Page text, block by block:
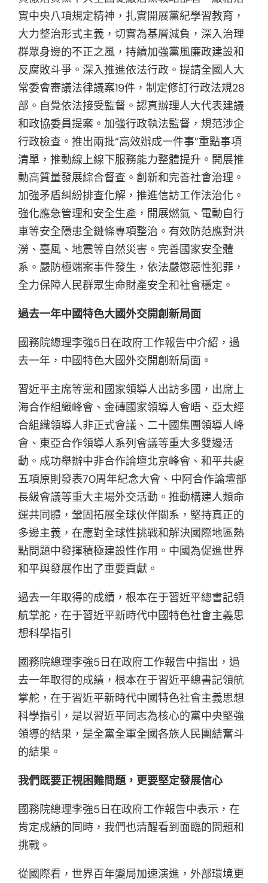
實中央八項規定精神，扎實開展黨紀學習教育，
大力整治形式主義，切實為基層減負，深入治理
群眾身邊的不正之風，持續加強黨風廉政建設和
反腐敗斗爭。深入推進依法行政。提請全國人大
常委會審議法律議案19件，制定修訂行政法規28
部。自覺依法接受監督。認真辦理人大代表建議
和政協委員提案。加強行政執法監督，規范涉企
行政檢查。推出兩批“高效辦成一件事”重點事項
清單，推動線上線下服務能力整體提升。開展推
動高質量發展綜合督查。創新和完善社會治理。
加強矛盾糾紛排查化解，推進信訪工作法治化。
強化應急管理和安全生產，開展燃氣、電動自行
車等安全隱患全鏈條專項整治。有效防范應對洪
澇、臺風、地震等自然災害。完善國家安全體
系。嚴防極端案事件發生，依法嚴懲惡性犯罪，
全力保障人民群眾生命財產安全和社會穩定。
過去一年中國特色大國外交開創新局面
國務院總理李強5日在政府工作報告中介紹，過
去一年，中國特色大國外交開創新局面。
習近平主席等黨和國家領導人出訪多國，出席上
海合作組織峰會、金磚國家領導人會晤、亞太經
合組織領導人非正式會議、二十國集團領導人峰
會、東亞合作領導人系列會議等重大多雙邊活
動。成功舉辦中非合作論壇北京峰會、和平共處
五項原則發表70周年紀念大會、中阿合作論壇部
長級會議等重大主場外交活動。推動構建人類命
運共同體，鞏固拓展全球伙伴關系，堅持真正的
多邊主義，在應對全球性挑戰和解決國際地區熱
點問題中發揮積極建設性作用。中國為促進世界
和平與發展作出了重要貢獻。
過去一年取得的成績，根本在于習近平總書記領
航掌舵，在于習近平新時代中國特色社會主義思
想科學指引
國務院總理李強5日在政府工作報告中指出，過
去一年取得的成績，根本在于習近平總書記領航
掌舵，在于習近平新時代中國特色社會主義思想
科學指引，是以習近平同志為核心的黨中央堅強
領導的結果，是全黨全軍全國各族人民團結奮斗
的結果。
我們既要正視困難問題，更要堅定發展信心
國務院總理李強5日在政府工作報告中表示，在
肯定成績的同時，我們也清醒看到面臨的問題和
挑戰。
從國際看，世界百年變局加速演進，外部環境更